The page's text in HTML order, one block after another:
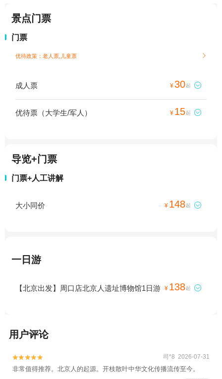
景点门票
门票
优待政策：老人票,儿童票 
成人票 ¥30起 
优待票（大学生/军人） ¥ 15起 
导览+门票
门票+人工讲解
大小同价 ¥ 148起 
一日游
【北京出发】周口店北京人遗址博物馆1日游 ¥ 138起 
用户评论

 司*8 2026-07-31
非常值得推荐。北京人的起源。开枝散叶中华文化传播流传至今。